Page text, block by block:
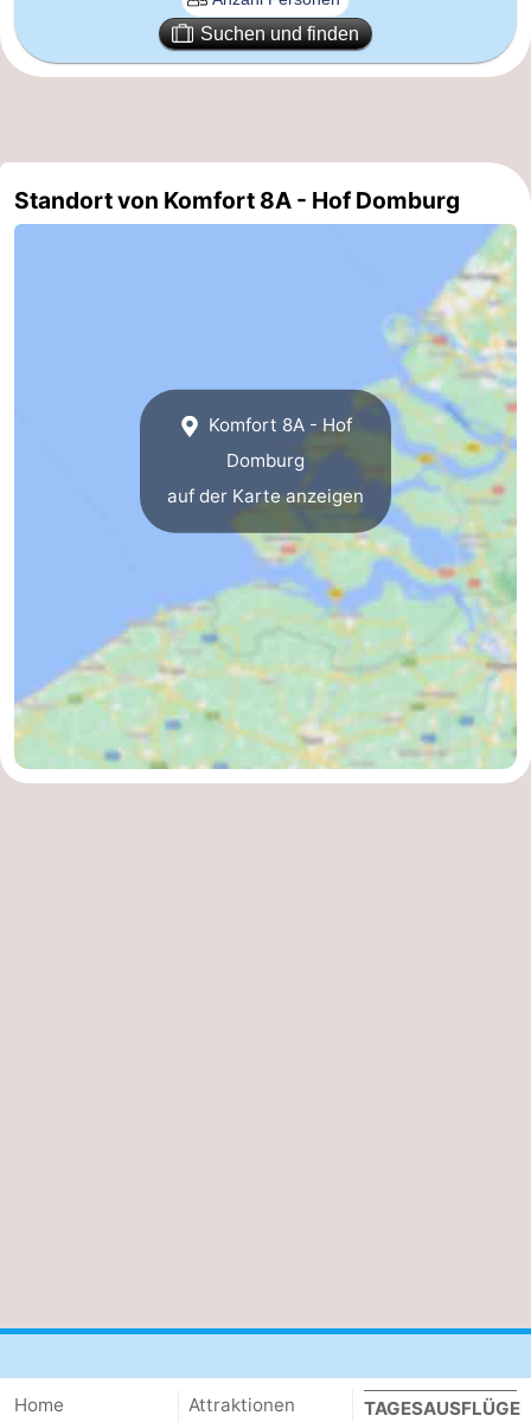
Natur
Wetter Suchen und finden
Standort von Komfort 8A - Hof Domburg
Komfort 8A - Hof
Domburg
auf der Karte anzeigen
Home
Attraktionen
TAGESAUSFLÜGE